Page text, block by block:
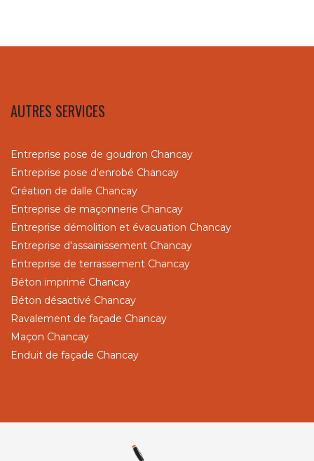
AUTRES SERVICES
Entreprise pose de goudron Chancay
Entreprise pose d'enrobé Chancay
Création de dalle Chancay
Entreprise de maçonnerie Chancay
Entreprise démolition et évacuation Chancay
Entreprise d'assainissement Chancay
Entreprise de terrassement Chancay
Béton imprimé Chancay
Béton désactivé Chancay
Ravalement de façade Chancay
Maçon Chancay
Enduit de façade Chancay